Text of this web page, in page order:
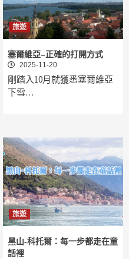
旅遊
塞爾維亞–正確的打開方式
2025-11-20
剛踏入10月就獲悉塞爾維亞
下雪…
旅遊
黑山-科托爾：每一步都走在童
話裡